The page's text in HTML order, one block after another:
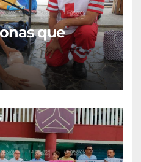
que
mueren